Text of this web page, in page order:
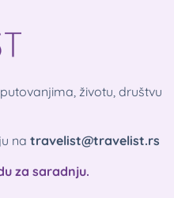
životu, društvu
na travelist@travelist.rs
za saradnju.